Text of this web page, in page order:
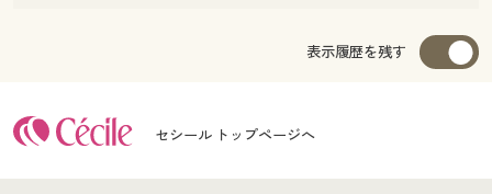
表示履歴を残す
セシール トップページへ